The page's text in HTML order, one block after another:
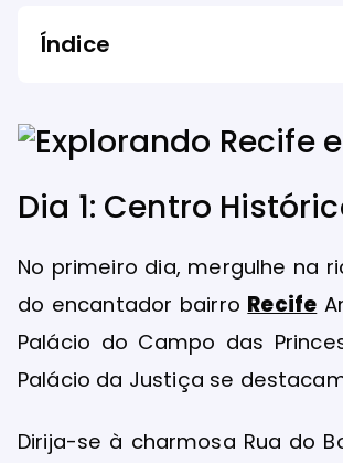
Índice
Dia 1: Centro
No primeiro dia, mergulhe na
do encantador bairro Recife
Palácio do Campo das
Palácio da Justiça se
Dirija-se à charmosa Rua do